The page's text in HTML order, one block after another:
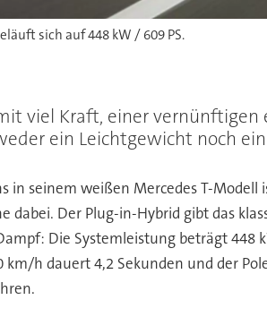
sich auf 448 kW / 609 PS.
viel Kraft, einer
ein Leichtgewicht noch
in seinem weißen Mercedes T-
dabei. Der Plug-in-Hybrid gibt das
Die Systemleistung beträgt
h dauert 4,2 Sekunden und der